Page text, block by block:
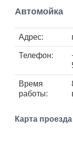
Афиша
Объявления
Транспорт
Погода
Автомойка
Адрес:
Телефон:
Время
работы:
Карта проезда